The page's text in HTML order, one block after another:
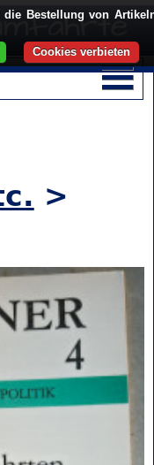
>
die Bestellung von
Cookies verbieten